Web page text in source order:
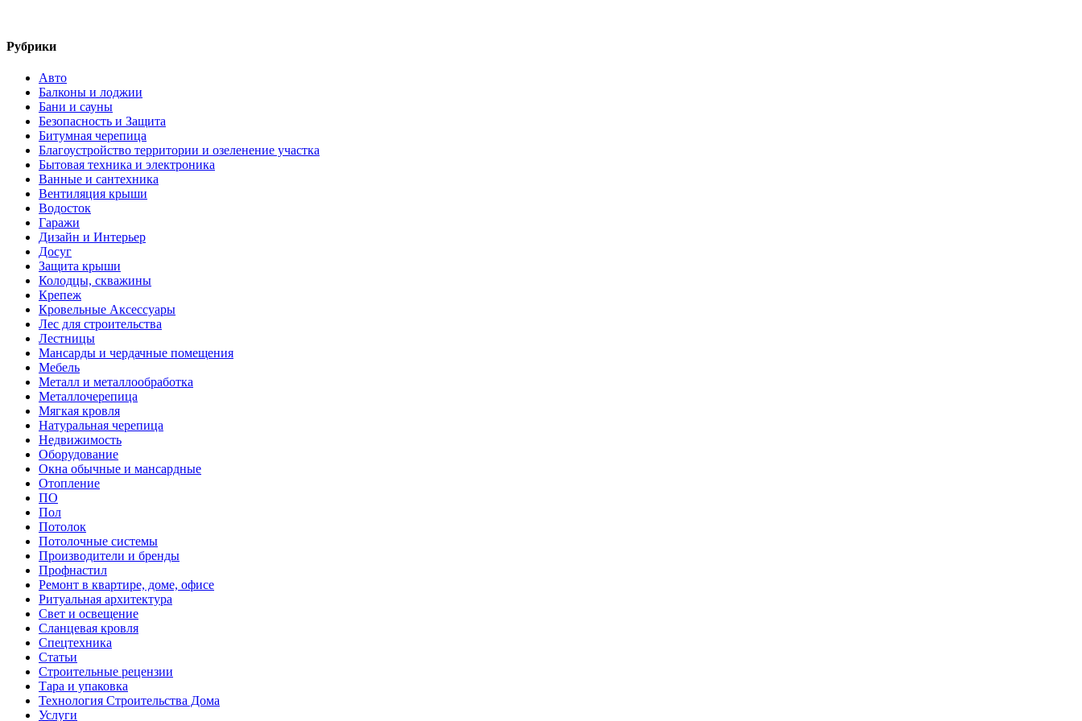
Рубрики
Авто
Балконы и лоджии
Бани и сауны
Безопасность и Защита
Битумная черепица
Благоустройство территории и озеленение участка
Бытовая техника и электроника
Ванные и сантехника
Вентиляция крыши
Водосток
Гаражи
Дизайн и Интерьер
Досуг
Защита крыши
Колодцы, скважины
Крепеж
Кровельные Аксессуары
Лес для строительства
Лестницы
Мансарды и чердачные помещения
Мебель
Металл и металлообработка
Металлочерепица
Мягкая кровля
Натуральная черепица
Недвижимость
Оборудование
Окна обычные и мансардные
Отопление
ПО
Пол
Потолок
Потолочные системы
Производители и бренды
Профнастил
Ремонт в квартире, доме, офисе
Ритуальная архитектура
Свет и освещение
Сланцевая кровля
Спецтехника
Статьи
Строительные рецензии
Тара и упаковка
Технология Строительства Дома
Услуги